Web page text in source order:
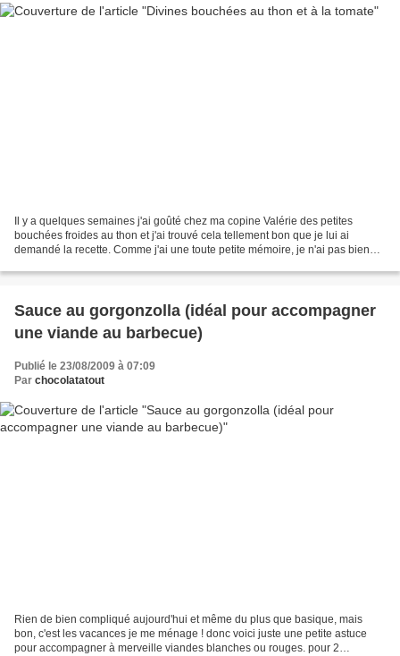
Il y a quelques semaines j'ai goûté chez ma copine Valérie des petites
bouchées froides au thon et j'ai trouvé cela tellement bon que je lui ai
demandé la recette. Comme j'ai une toute petite mémoire, je n'ai pas bien
Sauce au gorgonzolla (idéal pour accompagner
une viande au barbecue)
Publié le 23/08/2009 à 07:09
Par chocolatatout
Rien de bien compliqué aujourd'hui et même du plus que basique, mais
bon, c'est les vacances je me ménage ! donc voici juste une petite astuce
pour accompagner à merveille viandes blanches ou rouges. pour 2